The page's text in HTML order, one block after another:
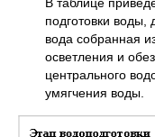
подготовки воды,
вода собранная
осветления и
центрального
умягчения воды.